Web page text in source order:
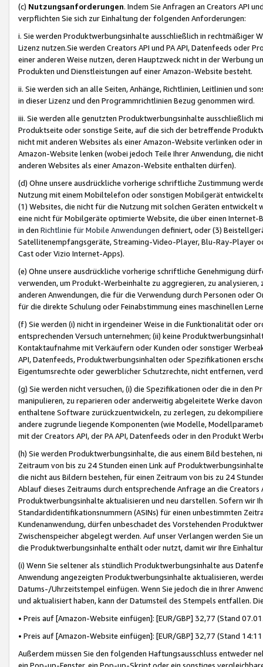
(c) Nutzungsanforderungen. Indem Sie Anfragen an Creators API
verpflichten Sie sich zur Einhaltung der folgenden Anforderungen:
i. Sie werden Produktwerbungsinhalte ausschließlich in rechtmäßiger
Lizenz nutzen.Sie werden Creators API und PA API, Datenfeeds oder
einer anderen Weise nutzen, deren Hauptzweck nicht in der Werbung
Produkten und Dienstleistungen auf einer Amazon-Website besteht.
ii. Sie werden sich an alle Seiten, Anhänge, Richtlinien, Leitlinien und
in dieser Lizenz und den Programmrichtlinien Bezug genommen wird.
iii. Sie werden alle genutzten Produktwerbungsinhalte ausschließlich
Produktseite oder sonstige Seite, auf die sich der betreffende
nicht mit anderen Websites als einer Amazon-Website verlinken oder
Amazon-Website lenken (wobei jedoch Teile Ihrer Anwendung, die
anderen Websites als einer Amazon-Website enthalten dürfen).
(d) Ohne unsere ausdrückliche vorherige schriftliche Zustimmung
Nutzung mit einem Mobiltelefon oder sonstigen Mobilgerät
(1) Websites, die nicht für die Nutzung mit solchen Geräten
eine nicht für Mobilgeräte optimierte Website, die über einen
in den Richtlinie für Mobile Anwendungen definiert, oder (3)
Satellitenempfangsgeräte, Streaming-Video-Player, Blu-Ray-Player
Cast oder Vizio Internet-Apps).
(e) Ohne unsere ausdrückliche vorherige schriftliche Genehmigung
verwenden, um Produkt-Werbeinhalte zu aggregieren, zu
anderen Anwendungen, die für die Verwendung durch Personen
für die direkte Schulung oder Feinabstimmung eines maschinellen
(f) Sie werden (i) nicht in irgendeiner Weise in die Funktionalität oder
entsprechenden Versuch unternehmen; (ii) keine
Kontaktaufnahme mit Verkäufern oder Kunden oder sonstiger
API, Datenfeeds, Produktwerbungsinhalten oder Spezifikationen
Eigentumsrechte oder gewerblicher Schutzrechte, nicht entfernen,
(g) Sie werden nicht versuchen, (i) die Spezifikationen oder die in
manipulieren, zu reparieren oder anderweitig abgeleitete Werke
enthaltene Software zurückzuentwickeln, zu zerlegen, zu
andere zugrunde liegende Komponenten (wie Modelle,
mit der Creators API, der PA API, Datenfeeds oder in den Produkt
(h) Sie werden Produktwerbungsinhalte, die aus einem Bild bestehen,
Zeitraum von bis zu 24 Stunden einen Link auf
die nicht aus Bildern bestehen, für einen Zeitraum von bis zu 24
Ablauf dieses Zeitraums durch entsprechende Anfrage an die
Produktwerbungsinhalte aktualisieren und neu darstellen. Sofern wir
Standardidentifikationsnummern (ASINs) für einen unbestimmten
Kundenanwendung, dürfen unbeschadet des Vorstehenden
Zwischenspeicher abgelegt werden. Auf unser Verlangen werden Sie
die Produktwerbungsinhalte enthält oder nutzt, damit wir Ihre
(i) Wenn Sie seltener als stündlich Produktwerbungsinhalte aus
Anwendung angezeigten Produktwerbungsinhalte aktualisieren,
Datums-/Uhrzeitstempel einfügen. Wenn Sie jedoch die in Ihrer
und aktualisiert haben, kann der Datumsteil des Stempels entfallen.
• Preis auf [Amazon-Website einfügen]: [EUR/GBP] 32,77 (Stand
• Preis auf [Amazon-Website einfügen]: [EUR/GBP] 32,77 (Stand
Außerdem müssen Sie den folgenden Haftungsausschluss entweder
ein Pop-up-Fenster, ein Pop-up-Skript oder ein sonstiges